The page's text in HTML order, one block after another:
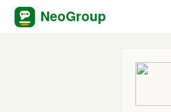
NeoGroup